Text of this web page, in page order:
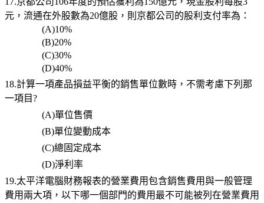
元，流通在外股數為20億股，則京都公司的股利支付率為：
(A)10%
(B)20%
(C)30%
(D)40%
18.計算一項產品損益平衡的銷售單位數時，不需考慮下列那
一項目?
(A)單位售價
(B)單位變動成本
(C)總固定成本
(D)淨利率
19.太平洋電腦財務報表的營業費用包含銷售費用與一般管理
費用兩大項，以下哪一個部門的費用最不可能被列在營業費用